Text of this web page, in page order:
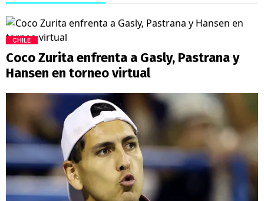
CHILE
Coco Zurita enfrenta a Gasly, Pastrana y
Hansen en torneo virtual